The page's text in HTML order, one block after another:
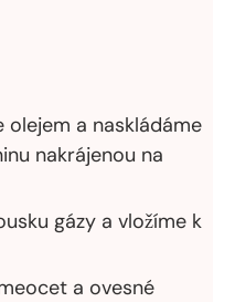
a naskládáme
nakrájenou na
gázy a vložíme k
a ovesné